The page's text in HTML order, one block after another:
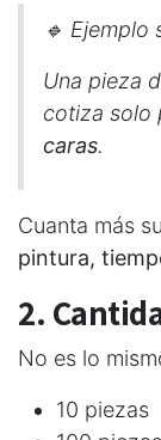
🔹 Ejemplo
Una pieza
cotiza solo
caras.
Cuanta más
pintura,
2.
No es lo
10 piezas